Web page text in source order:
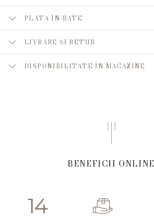
PLATA ÎN RATE
LIVRARE ȘI RETUR
DISPONIBILITATE ÎN MAGAZINE
BENEFICII ONLINE